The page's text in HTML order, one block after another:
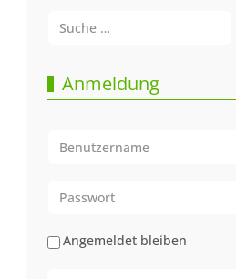
Anmeldung
Angemeldet bleiben